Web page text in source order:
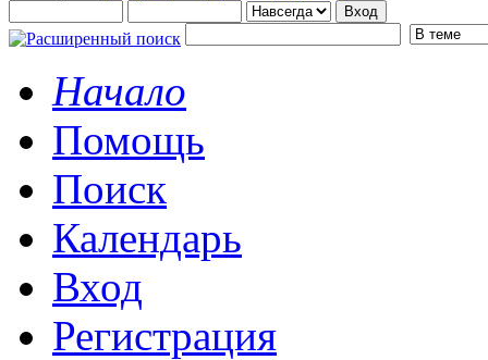
Начало
Помощь
Поиск
Календарь
Вход
Регистрация